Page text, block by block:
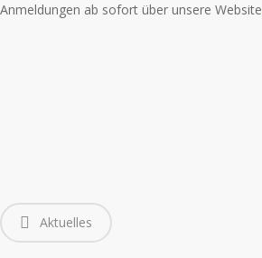
Anmeldungen ab sofort über unsere Website
Aktuelles